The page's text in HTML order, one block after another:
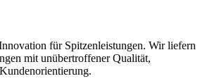
für Spitzenleistungen. Wir liefern
mit unübertroffener Qualität,